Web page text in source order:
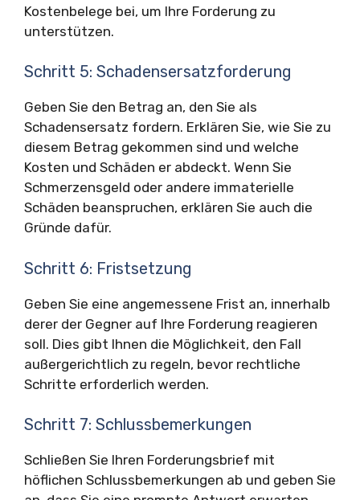
Kostenbelege bei, um Ihre Forderung zu
unterstützen.
Schritt 5: Schadensersatzforderung
Geben Sie den Betrag an, den Sie als
Schadensersatz fordern. Erklären Sie, wie Sie zu
diesem Betrag gekommen sind und welche
Kosten und Schäden er abdeckt. Wenn Sie
Schmerzensgeld oder andere immaterielle
Schäden beanspruchen, erklären Sie auch die
Gründe dafür.
Schritt 6: Fristsetzung
Geben Sie eine angemessene Frist an, innerhalb
derer der Gegner auf Ihre Forderung reagieren
soll. Dies gibt Ihnen die Möglichkeit, den Fall
außergerichtlich zu regeln, bevor rechtliche
Schritte erforderlich werden.
Schritt 7: Schlussbemerkungen
Schließen Sie Ihren Forderungsbrief mit
höflichen Schlussbemerkungen ab und geben Sie